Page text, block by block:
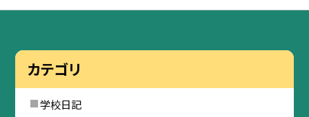
カテゴリ
学校日記